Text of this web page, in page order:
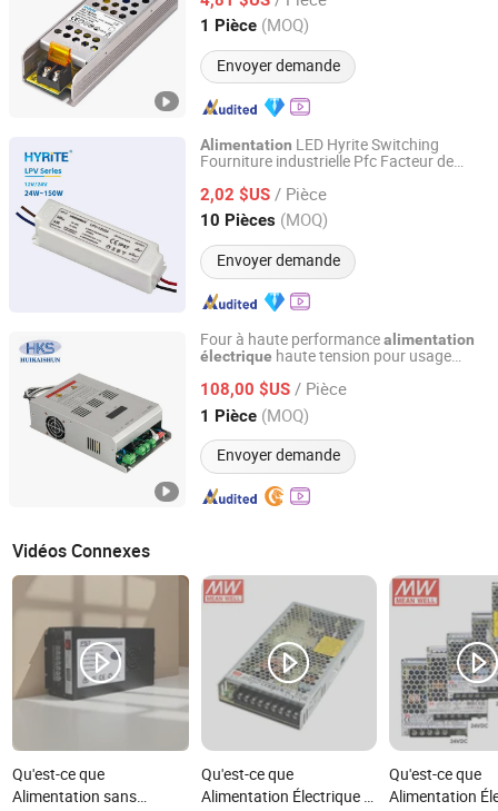
1 Pièce (MOQ)
Envoyer demande
Guangdong, China Depuis 2014
Alimentation LED Hyrite Switching
Fourniture industrielle Pfc Facteur de
LED 12V 24V
2,02 $US / Pièce
10 Pièces (MOQ)
Envoyer demande
Hyrite Lighting Co.
Guangdong, China Depuis 2014
Four à haute performancealimentation
électrique haute tension pour usage
108,00 $US / Pièce
1 Pièce (MOQ)
Envoyer demande
Nanjing Huikaishun Electronic Technology Co., Ltd.
Jiangsu, China Depuis 2025
Vidéos Connexes
Qu'est-ce que
Alimentation sans
Qu'est-ce que
Alimentation Électrique à
Qu'est-ce que
Alimentation